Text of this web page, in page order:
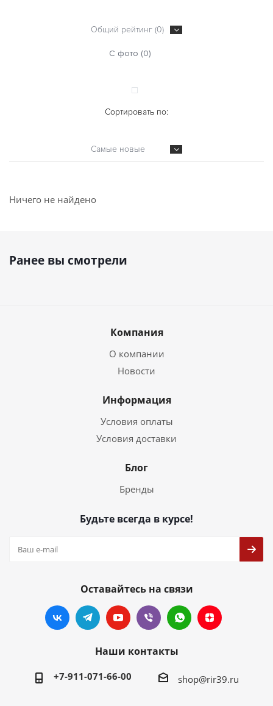
Общий рейтинг (0)
С фото (0)
Сортировать по:
Самые новые
Ничего не найдено
Ранее вы смотрели
Компания
О компании
Новости
Информация
Условия оплаты
Условия доставки
Блог
Бренды
Будьте всегда в курсе!
Оставайтесь на связи
Наши контакты
+7-911-071-66-00 shop@rir39.ru